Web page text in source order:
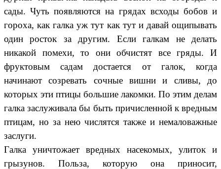
сады. Чуть появляются на грядах всходы бобов и
гороха, как галка уж тут как тут и давай ощипывать
один росток за другим. Если галкам не делать
никакой помехи, то они обчистят все гряды. И
фруктовым садам достается от галок, когда
начинают созревать сочные вишни и сливы, до
которых эти птицы большие лакомки. По этим делам
галка заслуживала бы быть причисленной к вредным
птицам, но за нею числятся также и немаловажные
заслуги.
Галка уничтожает вредных насекомых, улиток и
грызунов. Польза, которую она приносит,